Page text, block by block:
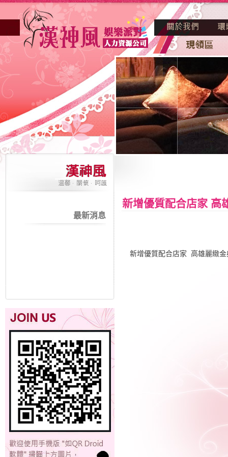
最新消息
新增優質配合店家 高
新增優質配合店家 高雄麗緻